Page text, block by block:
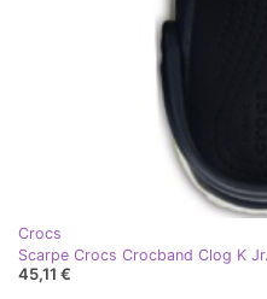
Crocs
Scarpe Crocs Crocband Clog K
45,11 €